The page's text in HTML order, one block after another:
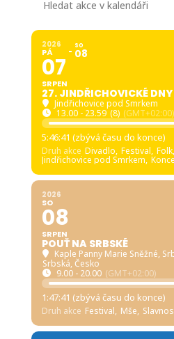
2026
PÁ
07
SRPEN
SO
08
27. JINDŘICHOVICKÉ DNY
Jindřichovice pod Smrkem
13.00 - 23.59 (8) (GMT+02:00)
5:46:39 (zbývá času do konce)
Druh akce Divadlo, Festival, Folk,
Jindřichovice pod Smrkem,
2026
SO
08
SRPEN
POUŤ NA SRBSKÉ
Kaple Panny Marie Sněžné,
Srbská, Česko
9.00 - 20.00 (GMT+02:00)
1:47:39 (zbývá času do konce)
Druh akce Festival, Mše,